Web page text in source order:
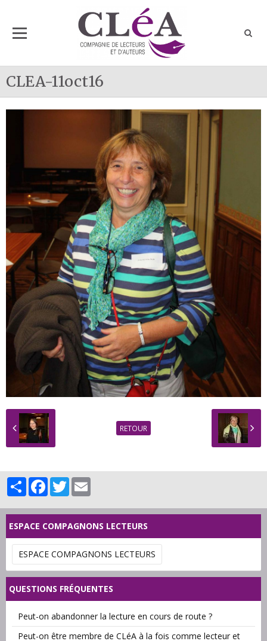
CLEA-11oct16
RETOUR
PartagerFacebook
Twitter
ESPACE COMPAGNONS LECTEURS
ESPACE COMPAGNONS LECTEURS
QUESTIONS FRÉQUENTES
Peut-on abandonner la lecture en cours de route ?
Peut-on être membre de CLéA à la fois comme lecteur et